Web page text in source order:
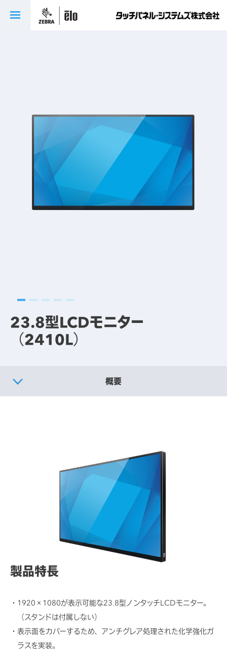
23.8型LCDモニター
（2410L）
概要
各種資料/図面ダウンロード
製品特長
1920×1080が表示可能な23.8型ノンタッチLCDモニター。
（スタンドは付属しない）
表示面をカバーするため、アンチグレア処理された化学強化ガ
ラスを実装。